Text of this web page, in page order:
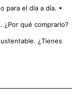
para el día a día. •
¿Por qué comprarlo?
¿Tienes